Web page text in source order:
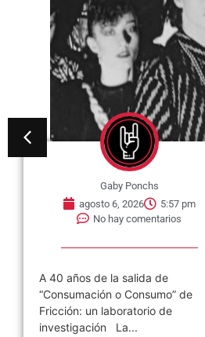
Gaby Ponchs
agosto 6, 2026
5:57 pm
No hay comentarios
A 40 años de la salida de
“Consumación o Consumo” de
Fricción: un laboratorio de
investigación La...